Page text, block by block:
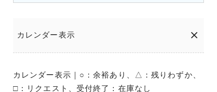
カレンダー表示
カレンダー表示｜○：余裕あり、△：残りわずか、
□：リクエスト、受付終了：在庫なし